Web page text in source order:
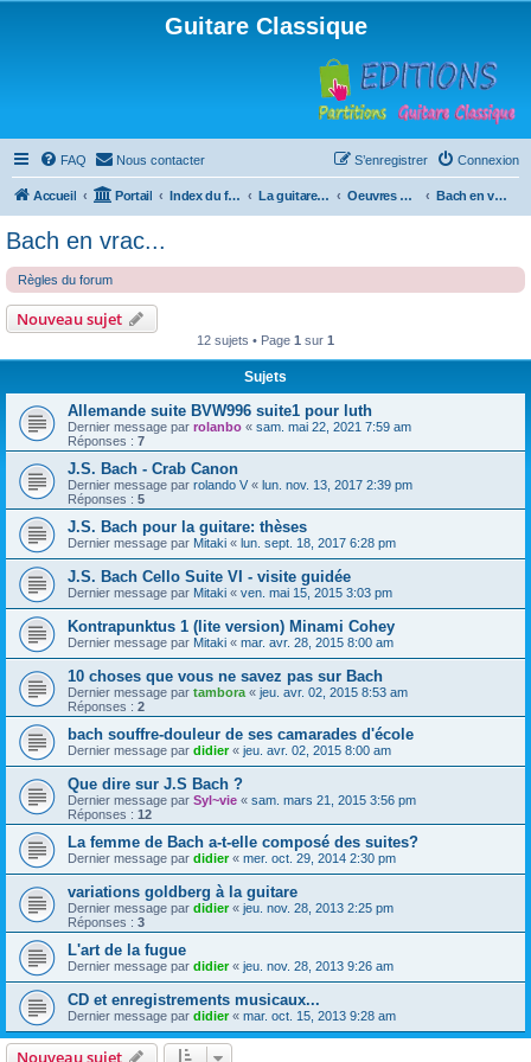
Guitare Classique
FAQ Nous contacter Connexion
S’enregistrer
Accueil Portail Index du forum La guitare : instrument, cours et théorie Oeuvres à la loupe Bach en vrac...
Bach en vrac...
Règles du forum
Nouveau sujet
12 sujets • Page 1 sur 1
Sujets
Allemande suite BVW996 suite1 pour luth
Dernier message par rolanbo « sam. mai 22, 2021 7:59 am
Réponses : 7
J.S. Bach - Crab Canon
Dernier message par rolando V « lun. nov. 13, 2017 2:39 pm
Réponses : 5
J.S. Bach pour la guitare: thèses
Dernier message par Mitaki « lun. sept. 18, 2017 6:28 pm
J.S. Bach Cello Suite VI - visite guidée
Dernier message par Mitaki « ven. mai 15, 2015 3:03 pm
Kontrapunktus 1 (lite version) Minami Cohey
Dernier message par Mitaki « mar. avr. 28, 2015 8:00 am
10 choses que vous ne savez pas sur Bach
Dernier message par tambora « jeu. avr. 02, 2015 8:53 am
Réponses : 2
bach souffre-douleur de ses camarades d'école
Dernier message par didier« jeu. avr. 02, 2015 8:00 am
Que dire sur J.S Bach ?
Dernier message par Syl~vie « sam. mars 21, 2015 3:56 pm
Réponses : 12
La femme de Bach a-t-elle composé des suites?
Dernier message par didier« mer. oct. 29, 2014 2:30 pm
variations goldberg à la guitare
Dernier message par didier« jeu. nov. 28, 2013 2:25 pm
Réponses : 3
L'art de la fugue
Dernier message par didier« jeu. nov. 28, 2013 9:26 am
CD et enregistrements musicaux...
Dernier message par didier« mar. oct. 15, 2013 9:28 am
Nouveau sujet